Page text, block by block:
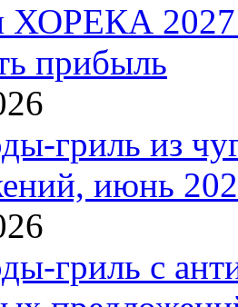
ХОРЕКА 2027:
прибыль
гриль из
июнь
гриль с